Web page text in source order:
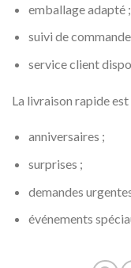
emballage adapté ;
suivi de
service client
La livraison rapide
anniversaires ;
surprises ;
demandes
événements